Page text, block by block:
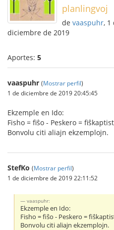
planlingvoj
de vaaspuhr, 1
diciembre de 2019
Aportes: 5
vaaspuhr (Mostrar perfil)
1 de diciembre de 2019 20:45:45
Ekzemple en Ido:
Fisho = fiŝo - Peskero =
Bonvolu citi aliajn ekzemplojn.
StefKo (Mostrar perfil)
1 de diciembre de 2019 22:11:52
vaaspuhr:
Ekzemple en Ido:
Fisho = fiŝo - Peskero =
Bonvolu citi aliajn ekzemplojn.